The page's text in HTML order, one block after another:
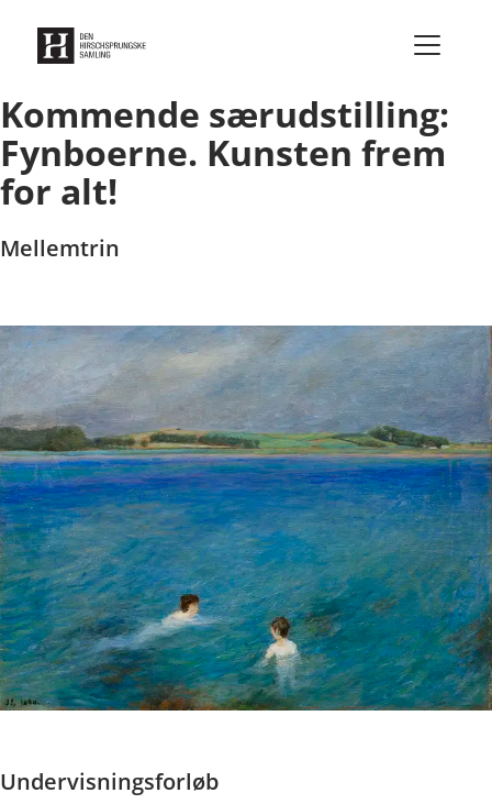
Kommende særudstilling:
Fynboerne. Kunsten frem
for alt!
Mellemtrin
Undervisningsforløb